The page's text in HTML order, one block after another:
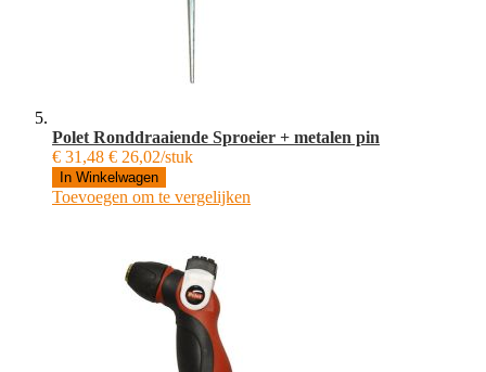
Polet Ronddraaiende Sproeier + metalen pin
€ 31,48 € 26,02/stuk
In Winkelwagen
Toevoegen om te vergelijken